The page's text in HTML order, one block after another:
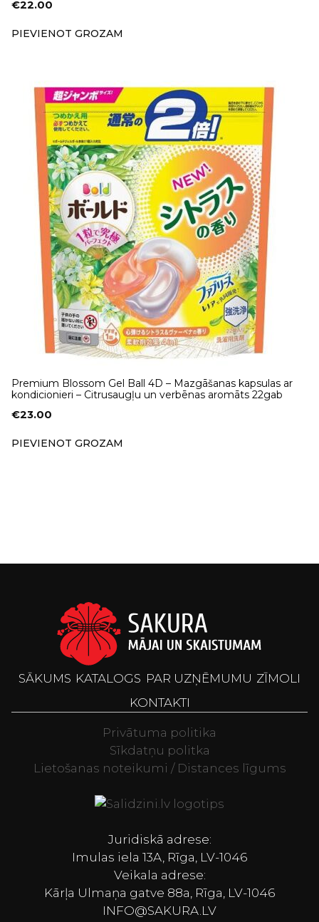
€22.00
PIEVIENOT GROZAM
Premium Blossom Gel Ball 4D – Mazgāšanas kapsulas ar
kondicionieri – Citrusaugļu un verbēnas aromāts 22gab
€23.00
PIEVIENOT GROZAM
SĀKUMS KATALOGS PAR UZŅĒMUMU ZĪMOLI
KONTAKTI
Privātuma politika
Sīkdatņu politka
Lietošanas noteikumi / Distances līgums
Juridiskā adrese:
Imulas iela 13A, Rīga, LV-1046
Veikala adrese:
Kārļa Ulmaņa gatve 88a, Rīga, LV-1046
INFO@SAKURA.LV